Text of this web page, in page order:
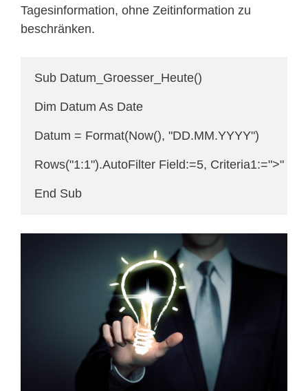
Tagesinformation, ohne Zeitinformation zu
beschränken.
Sub Datum_Groesser_Heute()
Dim Datum As Date
Datum = Format(Now(), "DD.MM.YYYY")
Rows("1:1").AutoFilter Field:=5, Criteria1:=">" &
End Sub